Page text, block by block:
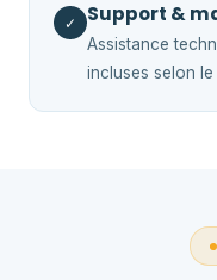
✓ Support &
Assistance
incluses selon